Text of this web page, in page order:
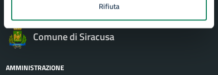
Rifiuta
Comune di Siracusa
AMMINISTRAZIONE